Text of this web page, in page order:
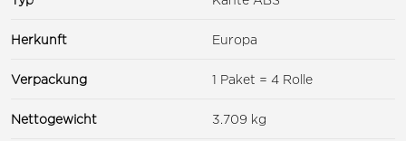
Herkunft Europa
Verpackung 1 Paket = 4 Rolle
Nettogewicht 3.709 kg